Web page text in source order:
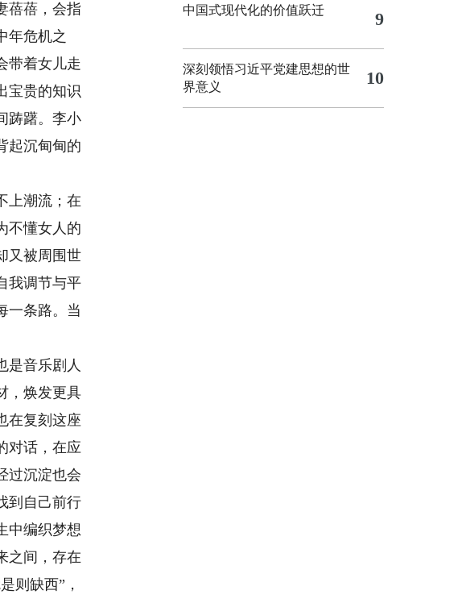
蓓蓓，会指
年危机之
带着女儿走
宝贵的知识
踌躇。李小
起沉甸甸的
上潮流；在
不懂女人的
又被周围世
我调节与平
一条路。当
音乐剧人
，焕发更具
在复刻这座
对话，在应
过沉淀也会
到自己前行
中编织梦想
之间，存在
则缺西”，
中国式现代化的价值跃迁 9
深刻领悟习近平党建思想的世
界意义
10